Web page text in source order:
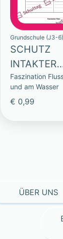
Grundschule (J3-6)
SCHUTZ
INTAKTER
Faszination
und am Wasser
€ 0,99
ÜBER UNS